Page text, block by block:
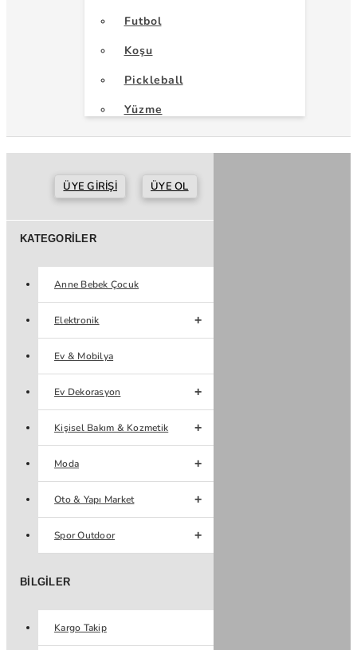
Futbol
Koşu
Pickleball
Yüzme
ÜYE GIRIŞI ÜYE OL
KATEGORILER
Anne Bebek Çocuk
Elektronik
Ev & Mobilya
Ev Dekorasyon
Kişisel Bakım & Kozmetik
Moda
Oto & Yapı Market
Spor Outdoor
BILGILER
Kargo Takip